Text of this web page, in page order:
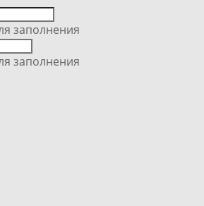
заполнения
заполнения